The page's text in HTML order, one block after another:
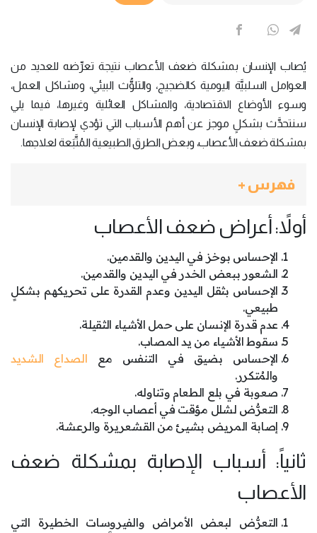
يُصاب الإنسان بمشكلة ضعف الأعصاب نتيجة تعرِّضه للعديد من
العوامل السلبيَّة اليومية كالضجيج، والتلوُّث البيئي، ومشاكل العمل،
وسوء الأوضاع الاقتصادية، والمشاكل العائلية وغيرها، فيما يلي
سنتحدَّث بشكلٍ موجز عن أهم الأسباب التي تؤدي لإصابة الإنسان
بمشكلة ضعف الأعصاب، وبعض الطرق الطبيعية المُتَّبَعة لعلاجها.
فهرس +
أولاً: أعراض ضعف الأعصاب
الإحساس بوخز في اليدين والقدمين.
الشعور ببعض الخدر في اليدين والقدمين.
الإحساس بثقل اليدين وعدم القدرة على تحريكهم بشكلٍ
طبيعي.
عدم قدرة الإنسان على حمل الأشياء الثقيلة.
سقوط الأشياء من يد المصاب.
الإحساس بضيق في التنفس مع الصداع الشديد
والمُتكرر.
صعوبة في بلع الطعام وتناوله.
التعرُّض لشلل مؤقت في أعصاب الوجه.
إصابة المريض بشيئ من القشعريرة والرعشة.
ثانياً: أسباب الإصابة بمشكلة ضعف
الأعصاب
التعرُّض لبعض الأمراض والفيروسات الخطيرة التي